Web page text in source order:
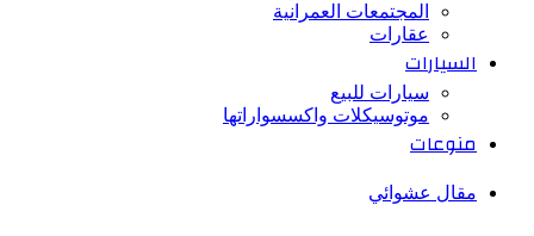
المجتمعات العمرانية
عقارات
السيارات
سيارات للبيع
موتوسيكلات واكسسواراتها
منوعات
مقال عشوائي